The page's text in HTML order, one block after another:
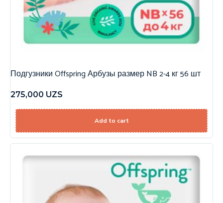
Подгузники Offspring Арбузы размер NB 2-4 кг 56 шт
275,000 UZS
Add to cart